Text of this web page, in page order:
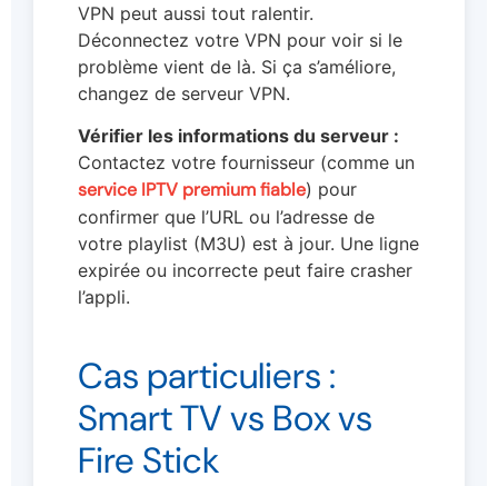
VPN peut aussi tout ralentir.
Déconnectez votre VPN pour voir si le
problème vient de là. Si ça s’améliore,
changez de serveur VPN.
Vérifier les informations du serveur :
Contactez votre fournisseur (comme un
service IPTV premium fiable) pour
confirmer que l’URL ou l’adresse de
votre playlist (M3U) est à jour. Une ligne
expirée ou incorrecte peut faire crasher
l’appli.
Cas particuliers :
Smart TV vs Box vs
Fire Stick